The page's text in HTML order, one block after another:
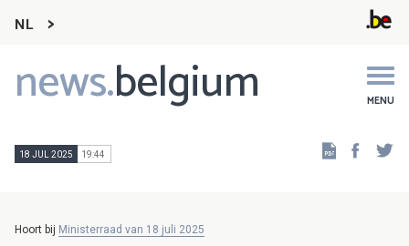
NL
news.belgium MENU
Main
navigation
18 JUL 2025 19:44
Hoort bij Ministerraad van 18 juli 2025